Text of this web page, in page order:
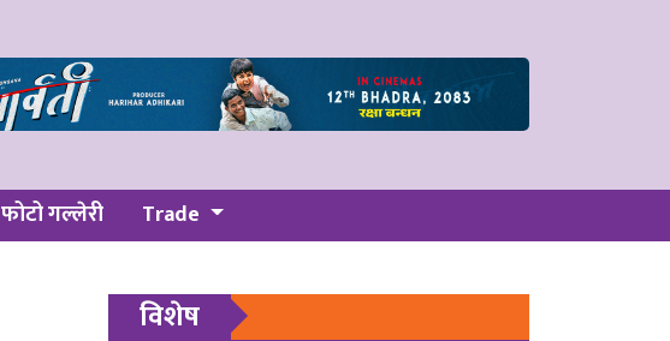
फोटो गल्लेरी Trade
विशेष